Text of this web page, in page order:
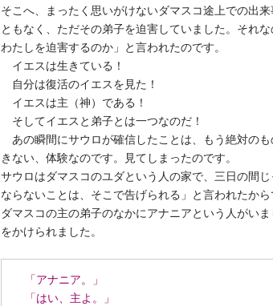
そこへ、まったく思いがけないダマスコ途上での出
ともなく、ただその弟子を迫害していました。それ
わたしを迫害するのか」と言われたのです。
イエスは生きている！
自分は復活のイエスを見た！
イエスは主（神）である！
そしてイエスと弟子とは一つなのだ！
あの瞬間にサウロが確信したことは、もう絶対の
きない、体験なのです。見てしまったのです。
サウロはダマスコのユダという人の家で、三日の間
ならないことは、そこで告げられる」と言われたから
ダマスコの主の弟子のなかにアナニアという人がい
をかけられました。
「アナニア。」
「はい、主よ。」